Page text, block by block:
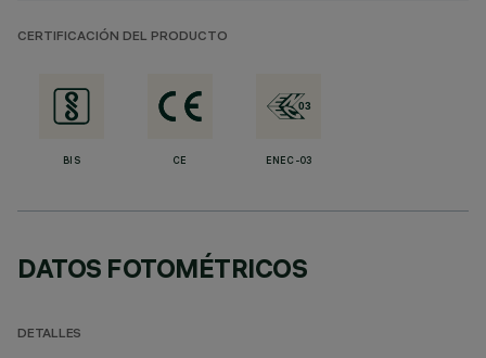
CERTIFICACIÓN DEL PRODUCTO
BIS CE ENEC-03
DATOS FOTOMÉTRICOS
DETALLES